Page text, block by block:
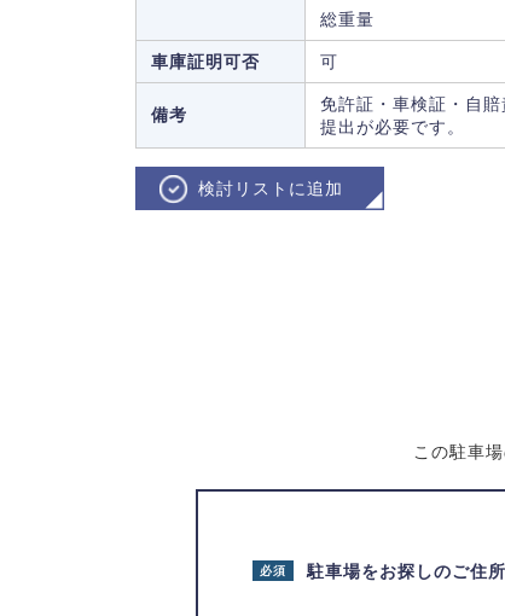
総重量
車庫証明可否 可
備考
免許証・車検証・自
提出が必要です。
検討リストに追加
この駐車
駐車場をお探しのご住所
必須